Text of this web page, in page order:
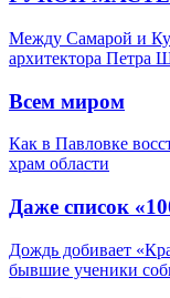
Между Самарой и
архитектора Петра
Всем миром
Как в Павловке
храм области
Даже список
Дождь добивает
бывшие ученики